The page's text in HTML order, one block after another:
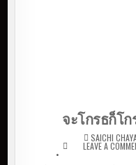
จะโกรธก็โ
SAICHI
LEAVE A